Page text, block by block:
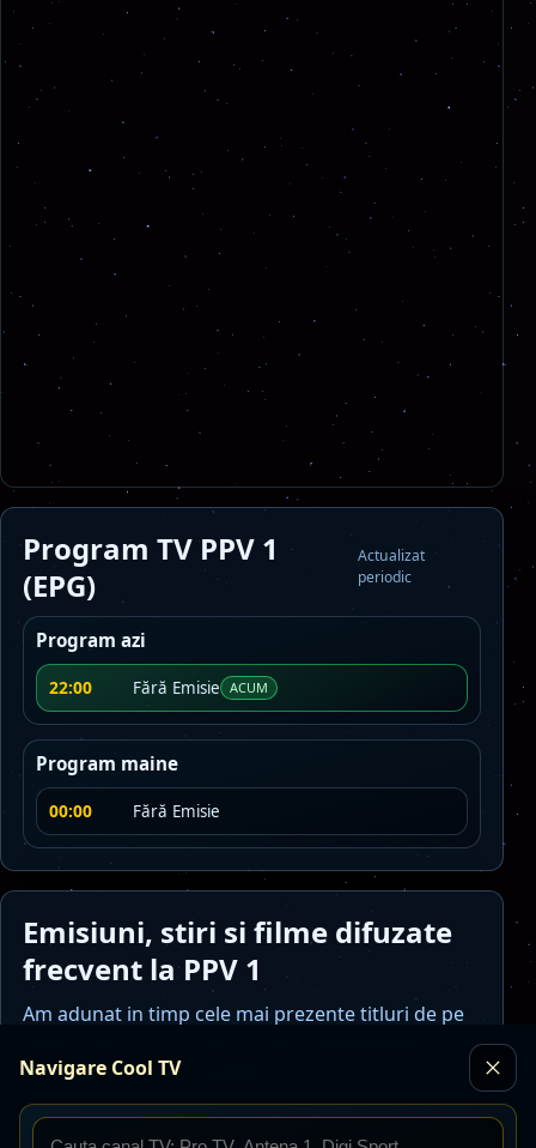
Navigare Cool TV
Program TV PPV 1
(EPG)
Actualizat
periodic
Program azi
22:00 Fără Emisie ACUM
Program maine
00:00 Fără Emisie
Emisiuni, stiri si filme difuzate
frecvent la PPV 1
Am adunat in timp cele mai prezente titluri de pe
continutul pe care il gasesti aici.
Tenis M - ATP: Miami Open